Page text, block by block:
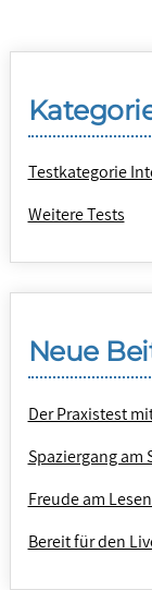
Testkategorie
Weitere Tests
Neue
Der Praxistest
Spaziergang am
Freude am
Bereit für den